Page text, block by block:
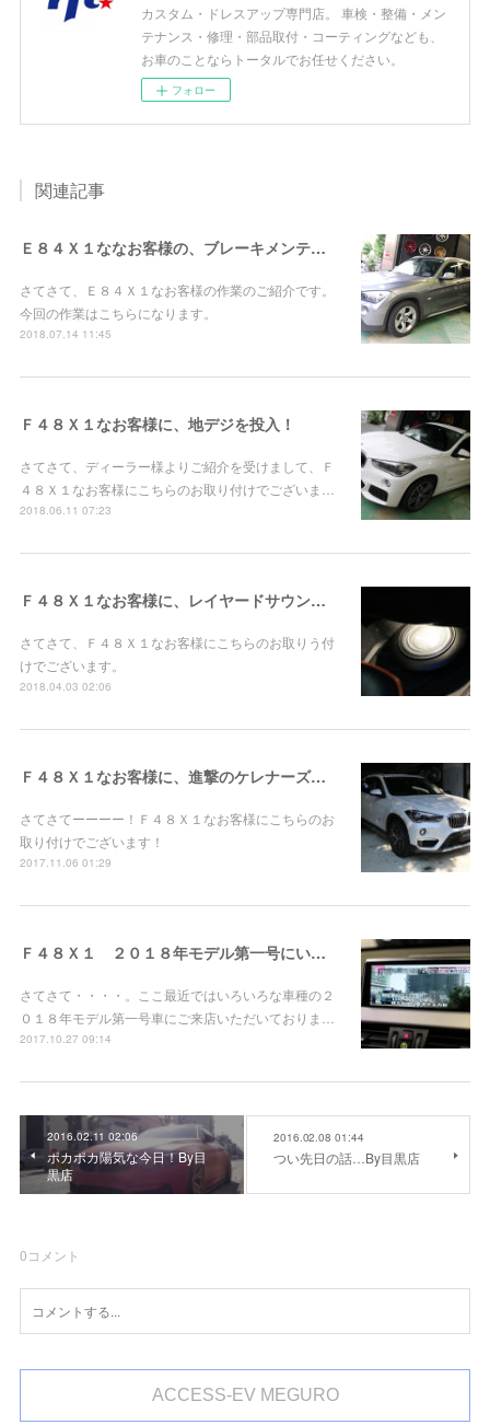
カスタム・ドレスアップ専門店。 車検・整備・メン
テナンス・修理・部品取付・コーティングなども、
お車のことならトータルでお任せください。
フォロー
関連記事
Ｅ８４Ｘ１ななお客様の、ブレーキメンテナンス！
さてさて、Ｅ８４Ｘ１なお客様の作業のご紹介です。
今回の作業はこちらになります。
2018.07.14 11:45
Ｆ４８Ｘ１なお客様に、地デジを投入！
さてさて、ディーラー様よりご紹介を受けまして、Ｆ
４８Ｘ１なお客様にこちらのお取り付けでございま…
2018.06.11 07:23
Ｆ４８Ｘ１なお客様に、レイヤードサウンド ４ｃｈ＆+Ｃ＆ロック音 Exclusiveお取り付け！
さてさて、Ｆ４８Ｘ１なお客様にこちらのお取りう付
けでございます。
2018.04.03 02:06
Ｆ４８Ｘ１なお客様に、進撃のケレナーズお取り付け！
さてさてーーーー！Ｆ４８Ｘ１なお客様にこちらのお
取り付けでございます！
2017.11.06 01:29
Ｆ４８Ｘ１ ２０１８年モデル第一号にいろいろと！
さてさて・・・・。ここ最近ではいろいろな車種の２
０１８年モデル第一号車にご来店いただいておりま…
2017.10.27 09:14
2016.02.11 02:06
ポカポカ陽気な今日！By目
黒店
2016.02.08 01:44
つい先日の話…By目黒店
0コメント
ACCESS-EV MEGURO